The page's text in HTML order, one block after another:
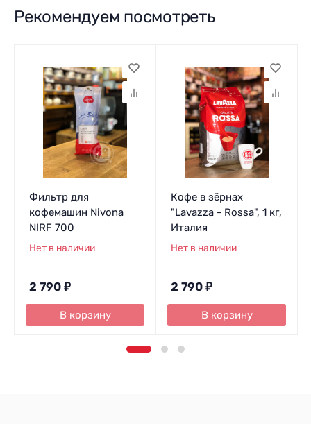
Рекомендуем посмотреть
Фильтр для
кофемашин Nivona
NIRF 700
Нет в наличии
2 790 ₽
В корзину
Кофе в зёрнах
"Lavazza - Rossa", 1 кг,
Италия
Нет в наличии
2 790 ₽
В корзину